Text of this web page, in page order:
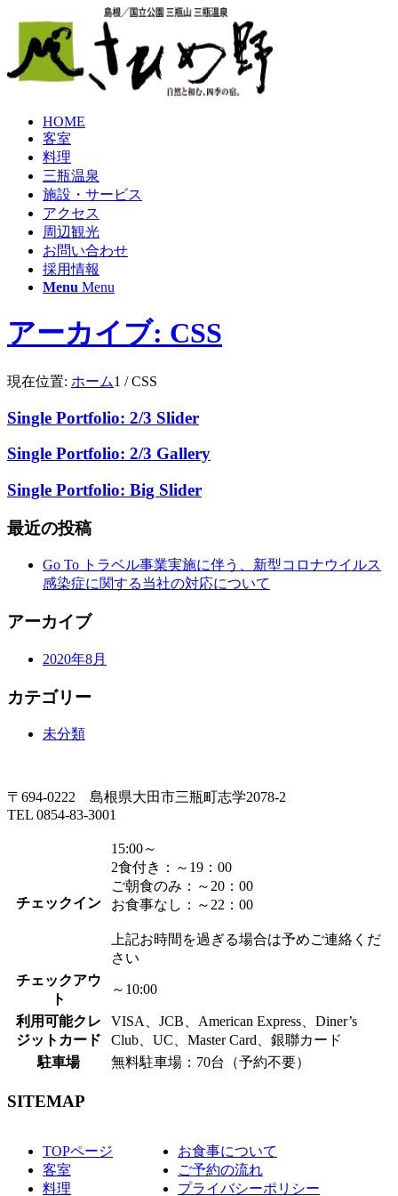
HOME
客室
料理
三瓶温泉
施設・サービス
アクセス
周辺観光
お問い合わせ
採用情報
Menu Menu
アーカイブ: CSS
現在位置: ホーム1 / CSS
Single Portfolio: 2/3 Slider
Single Portfolio: 2/3 Gallery
Single Portfolio: Big Slider
最近の投稿
Go To トラベル事業実施に伴う、新型コロナウイルス
感染症に関する当社の対応について
アーカイブ
2020年8月
カテゴリー
未分類
〒694-0222 島根県大田市三瓶町志学2078-2
TEL 0854-83-3001
チェックイン
15:00～
2食付き：～19：00
ご朝食のみ：～20：00
お食事なし：～22：00
上記お時間を過ぎる場合は予めご連絡くだ
さい
チェックアウ
ト
～10:00
利用可能クレ
ジットカード
VISA、JCB、American Express、Diner’s
Club、UC、Master Card、銀聯カード
駐車場
無料駐車場：70台（予約不要）
SITEMAP
TOPページ
客室
料理
お食事について
ご予約の流れ
プライバシーポリシー